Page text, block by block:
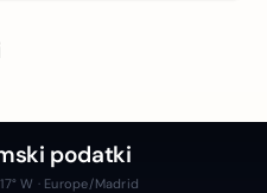
podatki
W · Europe/Madrid